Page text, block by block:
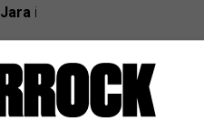
Jara i